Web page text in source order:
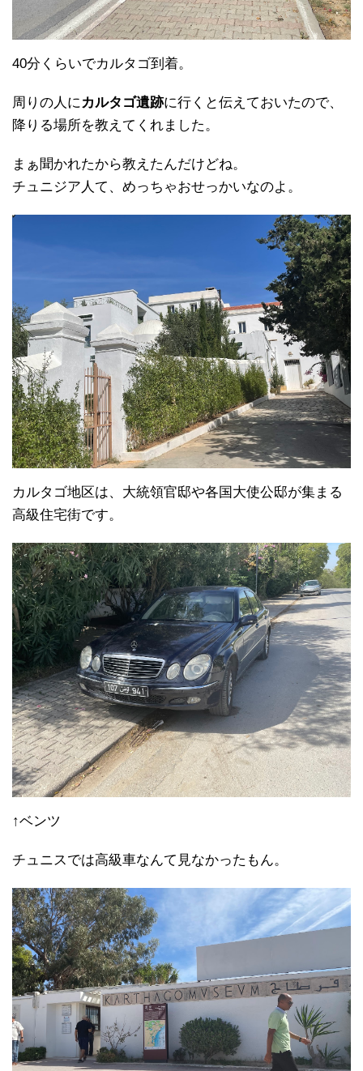
40分くらいでカルタゴ到着。
周りの人に カルタゴ遺跡に行くと伝えておいたので、
降りる場所を教えてくれました。
まぁ聞かれたから教えたんだけどね。
チュニジア人て、めっちゃおせっかいなのよ。
カルタゴ地区は、大統領官邸や各国大使公邸が集まる
高級住宅街です。
↑ベンツ
チュニスでは高級車なんて見なかったもん。